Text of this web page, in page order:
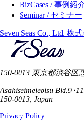
BizCases / 事例紹
Seminar / セミナー
Seven Seas Co., Ltd. 株
150-0013 東京都渋谷区
Asahiseimeiebisu Bld.9･
150-0013, Japan
Privacy Policy